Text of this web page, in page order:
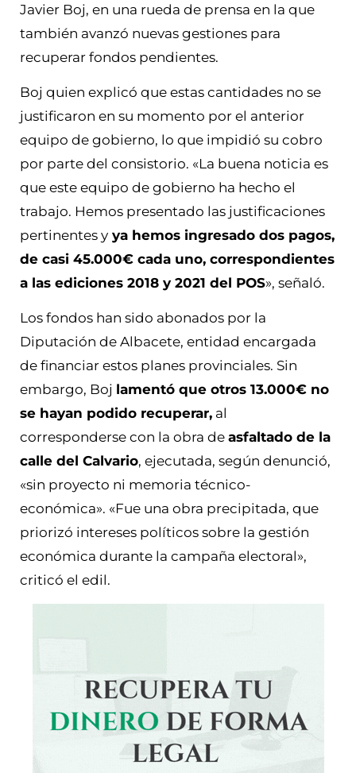
Javier Boj, en una rueda de prensa en la que
también avanzó nuevas gestiones para
recuperar fondos pendientes.
Boj quien explicó que estas cantidades no se
justificaron en su momento por el anterior
equipo de gobierno, lo que impidió su cobro
por parte del consistorio. «La buena noticia es
que este equipo de gobierno ha hecho el
trabajo. Hemos presentado las justificaciones
pertinentes y ya hemos ingresado dos pagos,
de casi 45.000€ cada uno, correspondientes
a las ediciones 2018 y 2021 del POS», señaló.
Los fondos han sido abonados por la
Diputación de Albacete, entidad encargada
de financiar estos planes provinciales. Sin
embargo, Boj lamentó que otros 13.000€ no
se hayan podido recuperar, al
corresponderse con la obra de asfaltado de la
calle del Calvario, ejecutada, según denunció,
«sin proyecto ni memoria técnico-
económica». «Fue una obra precipitada, que
priorizó intereses políticos sobre la gestión
económica durante la campaña electoral»,
criticó el edil.